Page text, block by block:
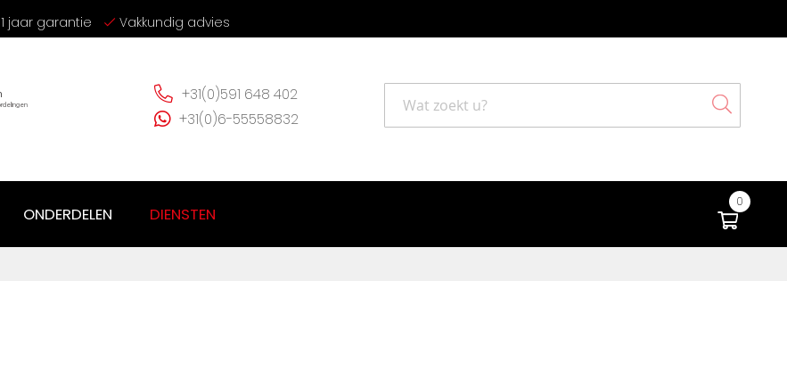
1 jaar garantie Vakkundig advies
+31(0)591 648 402
+31(0)6-55558832
Search
0
ONDERDELEN DIENSTEN